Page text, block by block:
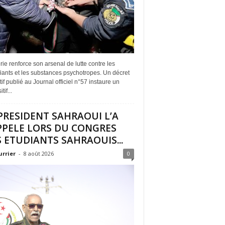
renforce son arsenal de lutte contre les
et les substances psychotropes. Un décret
publié au Journal officiel n°57 instaure un
SAHRAOUI L’A
LORS DU CONGRES
ETUDIANTS SAHRAOUIS...
- 8 août 2026 0